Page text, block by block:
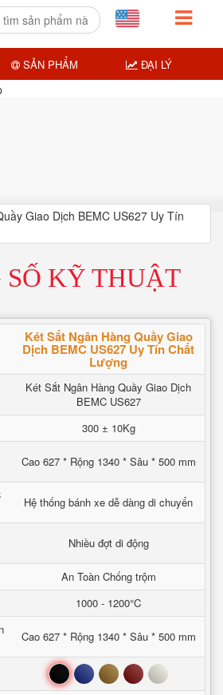
SỐ KỸ THUẬT
Két Sắt Ngân Hàng Quầy Giao
Dịch BEMC US627 Uy Tín Chất
Lượng
Két Sắt Ngân Hàng Quầy Giao Dịch
BEMC US627
300 ± 10Kg
Cao 627 * Rộng 1340 * Sâu * 500 mm
Hệ thống bánh xe dễ dàng di chuyển
Nhiều đợt di động
An Toàn Chống trộm
1000 - 1200°C
Cao 627 * Rộng 1340 * Sâu * 500 mm
Đen Xanh Nâu Đỏ Trắng
SẢN PHẨM ĐẠI LÝ